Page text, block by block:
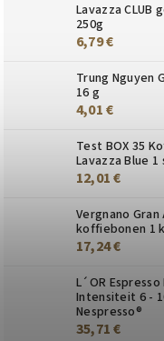
Lavazza CLUB
250g
6,79 €
Trung Nguyen
16 g
4,01 €
Test BOX 35
Lavazza Blue 1
12,01 €
Vergnano Gran
koffiebonen 1
17,24 €
L´OR
Intensiteit 6 -
Nespresso®
35,71 €